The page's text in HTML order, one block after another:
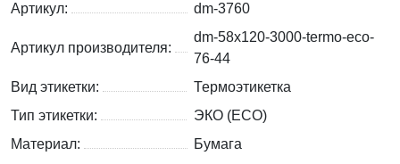
Артикул:
dm-3760
Артикул производителя:
dm-58x120-3000-termo-eco-
76-44
Вид этикетки:
Термоэтикетка
Тип этикетки:
ЭКО (ECO)
Материал:
Бумага